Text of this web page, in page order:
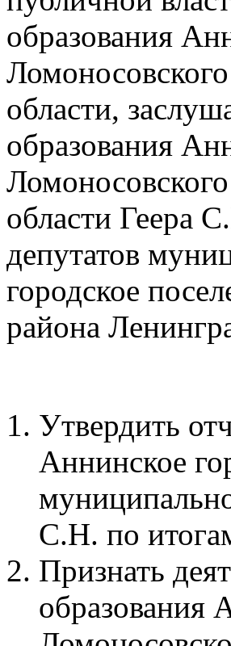
образования
области,
образования
области Геера
депутатов
городское
района
Утвердить
Аннинское
С.Н. по
Признать
образования